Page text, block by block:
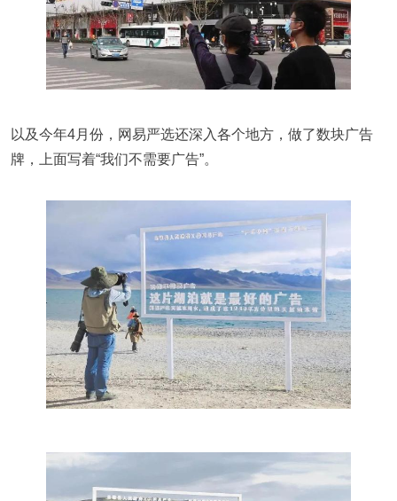
以及今年4月份，网易严选还深入各个地方，做了数块广告
牌，上面写着“我们不需要广告”。